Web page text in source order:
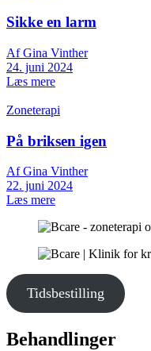
Sikke en larm
Af Gina Vinther
24. juni 2024
Læs mere
Zoneterapi
På briksen igen
Af Gina Vinther
22. juni 2024
Læs mere
Tidsbestilling
Behandlinger